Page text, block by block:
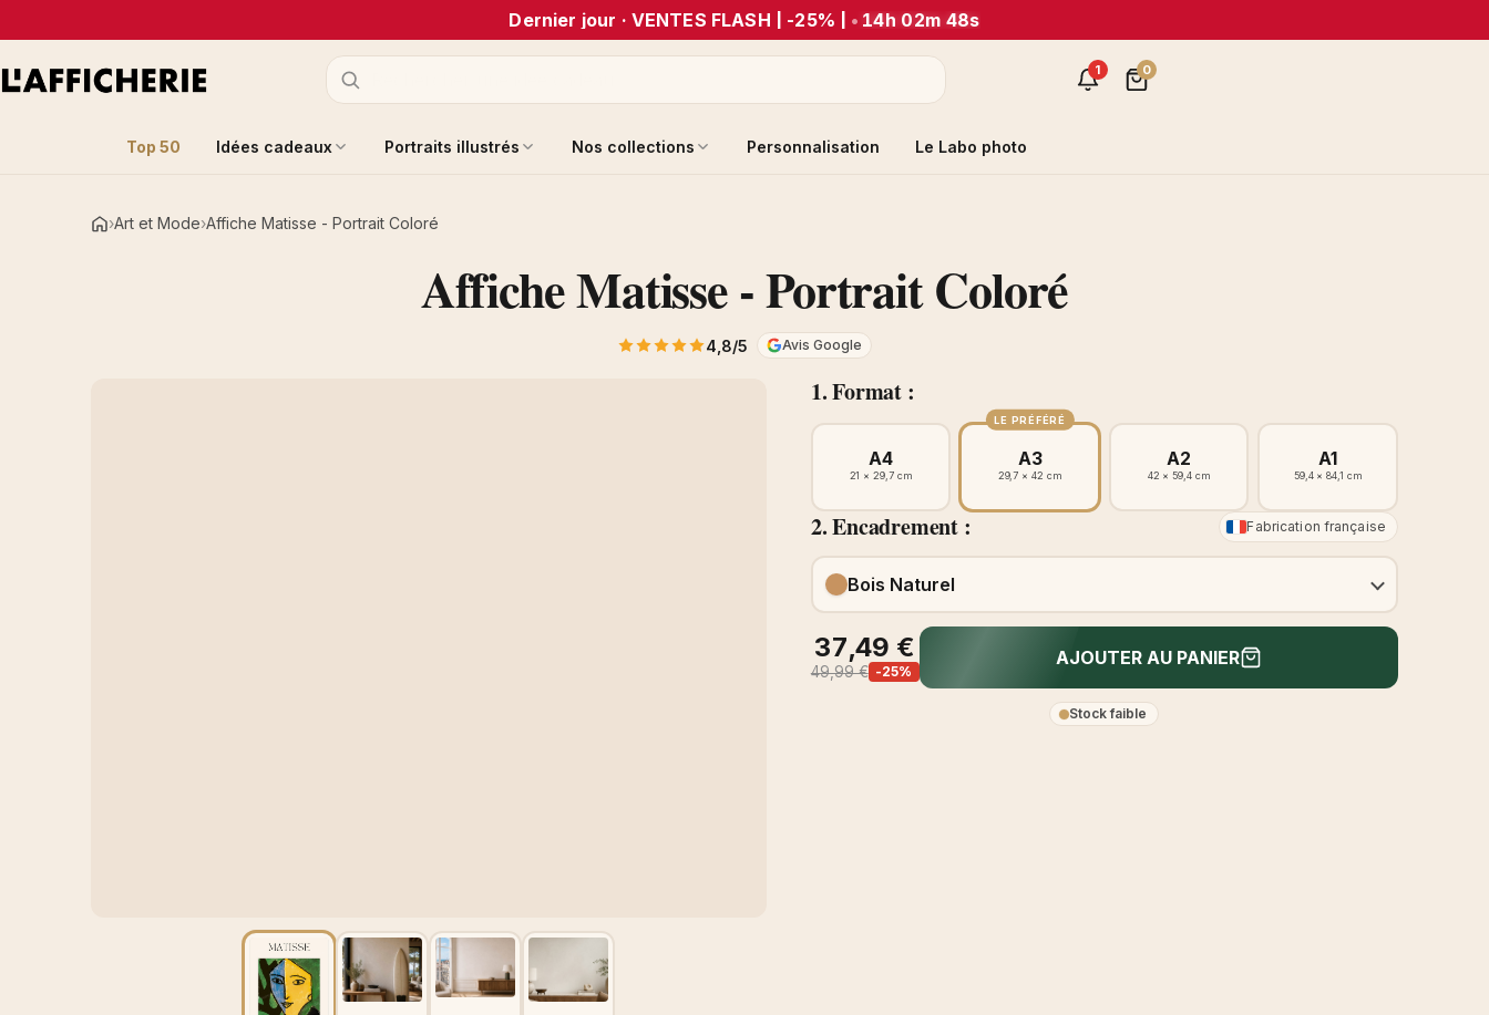
Dernier jour · VENTES FLASH | -25% | • 14h 02m 48s
1 0
Top 50 Idées cadeaux Portraits illustrés Nos collections Personnalisation Le Labo photo
Accueil
Art et Mode Affiche Matisse - Portrait Coloré
Affiche Matisse - Portrait Coloré
4,8/5 Avis Google
1. Format :
A4
21 × 29,7 cm
LE PRÉFÉRÉ
A3
29,7 × 42 cm
A2
42 × 59,4 cm
A1
59,4 × 84,1 cm
2. Encadrement : Fabrication française
Bois Naturel
37,49 €
49,99 € -25%
AJOUTER AU PANIER
Stock faible